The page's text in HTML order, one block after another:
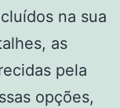
na sua
as
pela
opções,